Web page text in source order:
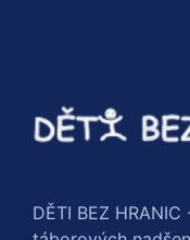
DĚTI BEZ